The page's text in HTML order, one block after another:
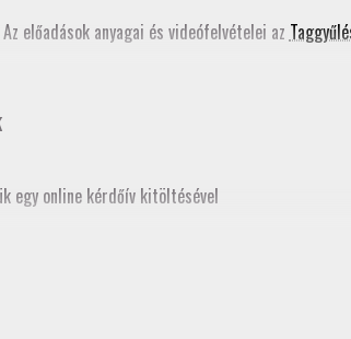
című szakmai továbbképzés programjában is
előadások anyagai és videófelvételei az
egy online kérdőív kitöltésével